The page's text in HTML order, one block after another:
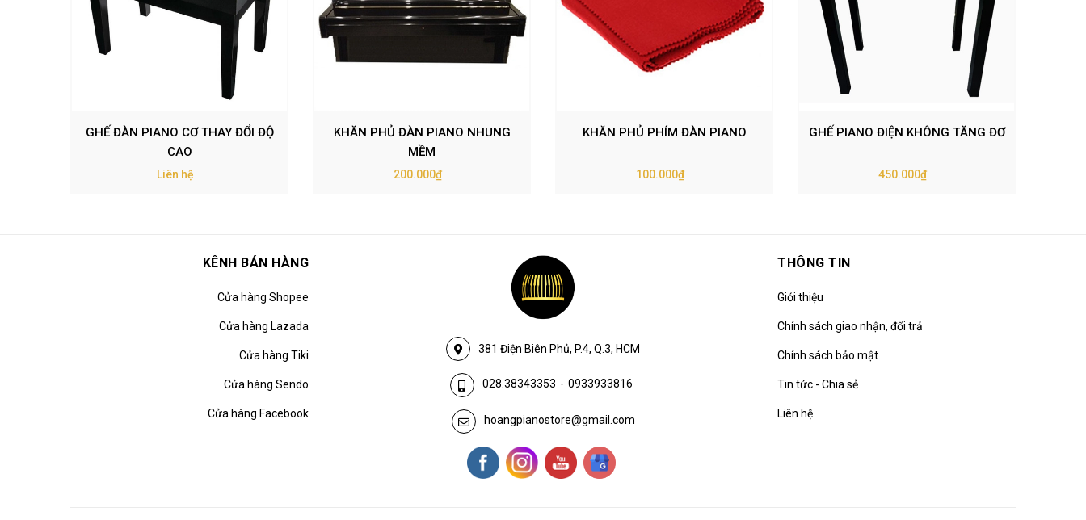
GHẾ ĐÀN PIANO CƠ THAY ĐỔI ĐỘ
CAO
Liên hệ
KHĂN PHỦ ĐÀN PIANO NHUNG
MỀM
200.000₫
KHĂN PHỦ PHÍM ĐÀN PIANO
100.000₫
GHẾ PIANO ĐIỆN KHÔNG TĂNG ĐƠ
450.000₫
KÊNH BÁN HÀNG
Cửa hàng Shopee
Cửa hàng Lazada
Cửa hàng Tiki
Cửa hàng Sendo
Cửa hàng Facebook
381 Điện Biên Phủ, P.4, Q.3, HCM
028.38343353 - 0933933816
hoangpianostore@gmail.com
THÔNG TIN
Giới thiệu
Chính sách giao nhận, đổi trả
Chính sách bảo mật
Tin tức - Chia sẻ
Liên hệ